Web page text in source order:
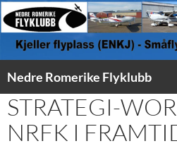
Nedre Romerike Flyklubb
TIL
INNHOLD
STRATEGI-
NRFK I